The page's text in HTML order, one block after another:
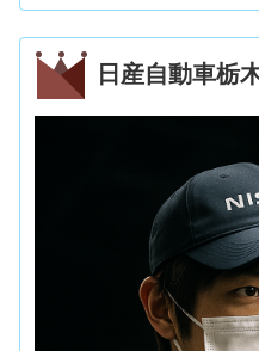
日産自動車栃